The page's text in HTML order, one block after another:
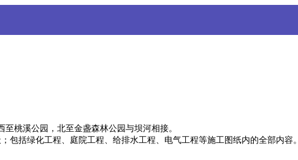
桃溪公园，北至金盏森林公园与坝河相接。
包括绿化工程、庭院工程、给排水工程、电气工程等施工图纸内的全部内容。